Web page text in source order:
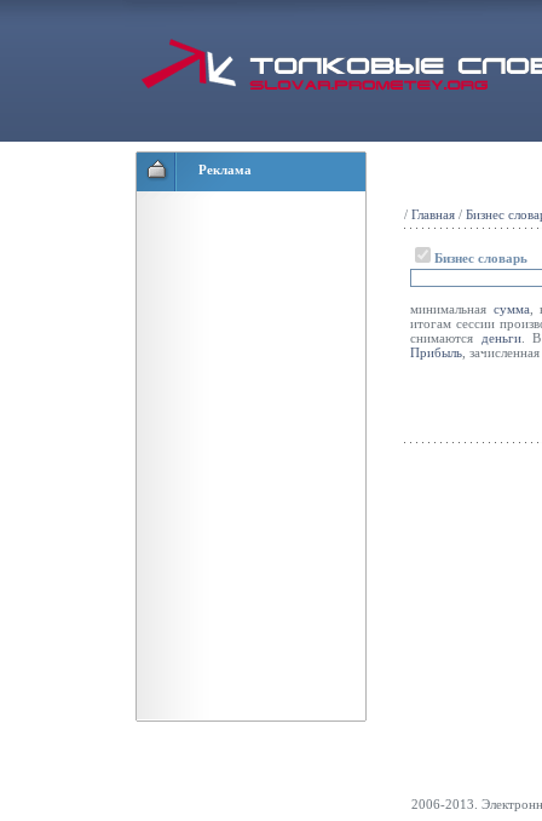
Реклама
/ Главная / Бизнес
Бизнес словарь
минимальная сумма
итогам сессии
снимаются
деньги. В
Прибыль ,
2006-2013.